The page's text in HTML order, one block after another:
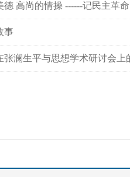
德 高尚的情操 ------记民主革
事
张澜生平与思想学术研讨会上